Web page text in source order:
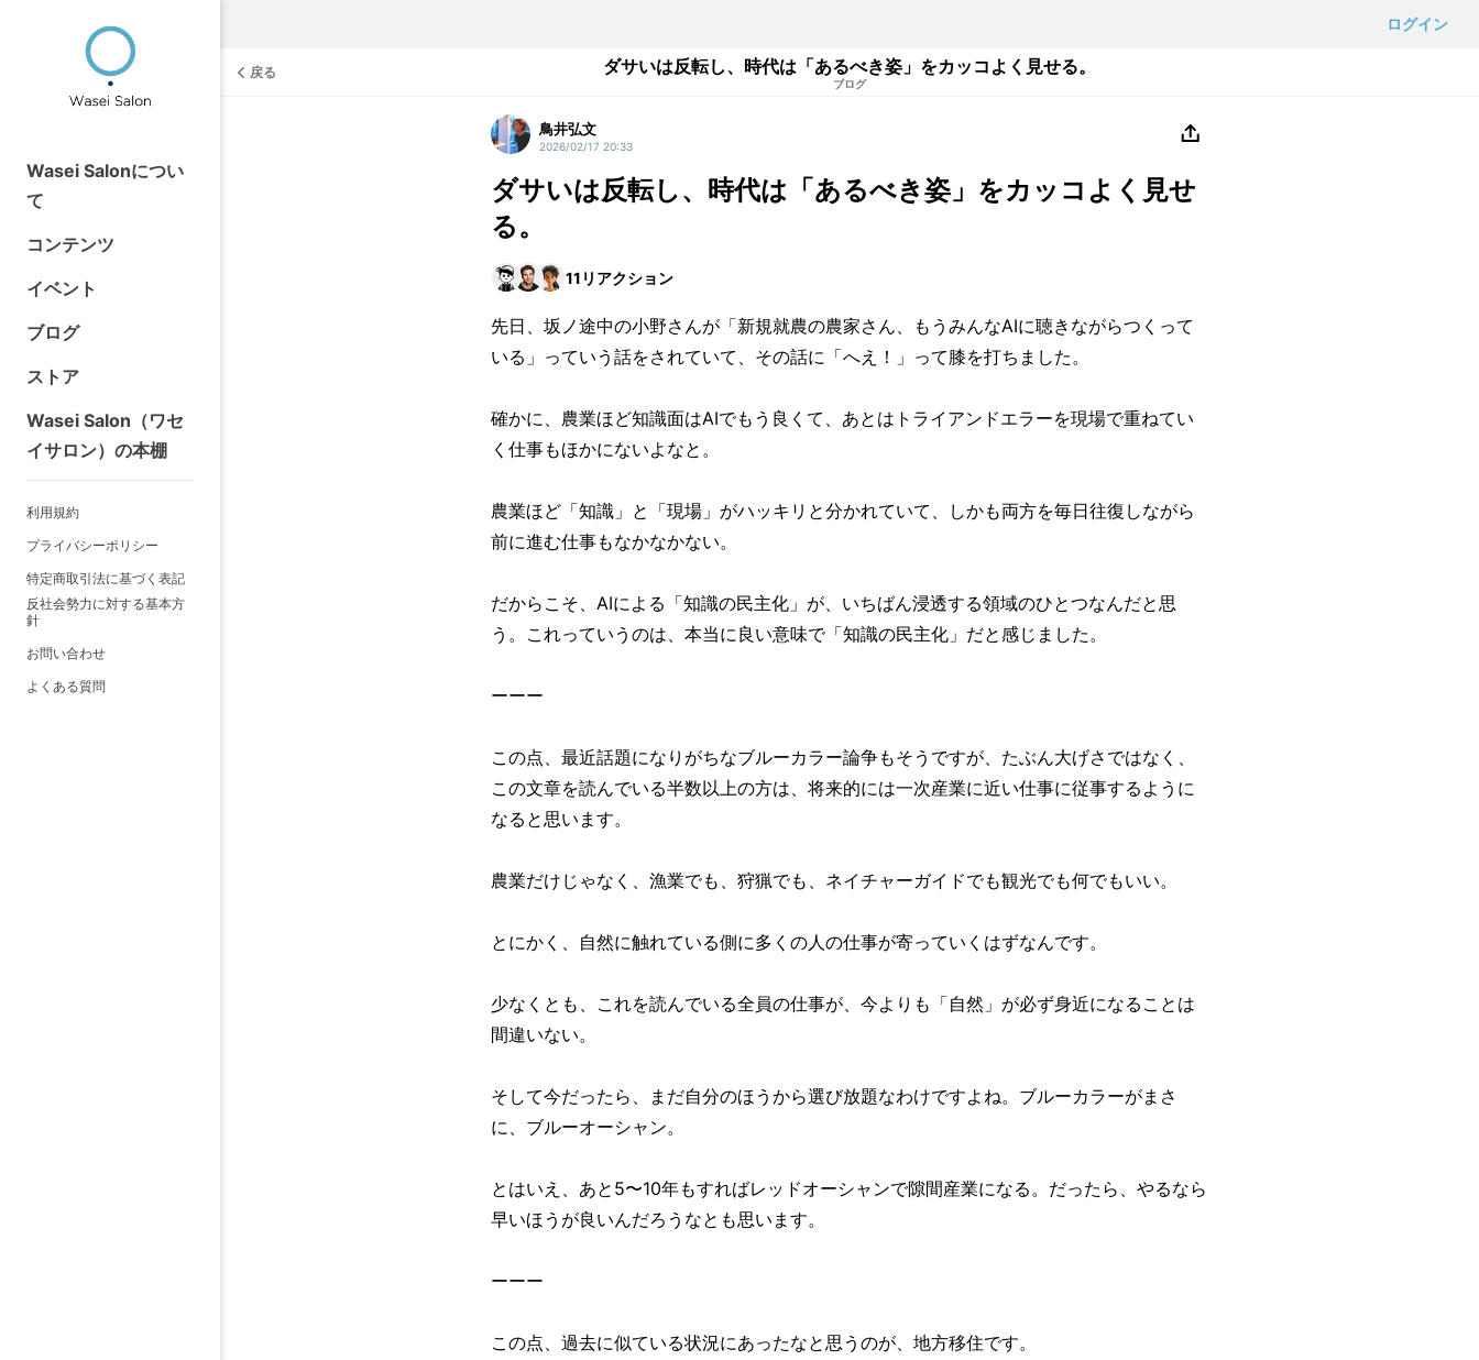
ログイン
Wasei Salonについ
て
コンテンツ
イベント
ブログ
ストア
Wasei Salon（ワセ
イサロン）の本棚
利用規約
プライバシーポリシー
特定商取引法に基づく表記
反社会勢力に対する基本方
針
お問い合わせ
よくある質問
戻る ダサいは反転し、時代は「あるべき姿」をカッコよく見せる。
ブログ
鳥井弘文
2026/02/17 20:33
ダサいは反転し、時代は「あるべき姿」をカッコよく見せ
る。
11 リアクション
先日、坂ノ途中の小野さんが「新規就農の農家さん、もうみんなAIに聴きながらつくって
いる」っていう話をされていて、その話に「へえ！」って膝を打ちました。
確かに、農業ほど知識面はAIでもう良くて、あとはトライアンドエラーを現場で重ねてい
く仕事もほかにないよなと。
農業ほど「知識」と「現場」がハッキリと分かれていて、しかも両方を毎日往復しながら
前に進む仕事もなかなかない。
だからこそ、AIによる「知識の民主化」が、いちばん浸透する領域のひとつなんだと思
う。これっていうのは、本当に良い意味で「知識の民主化」だと感じました。
ーーー
この点、最近話題になりがちなブルーカラー論争もそうですが、たぶん大げさではなく、
この文章を読んでいる半数以上の方は、将来的には一次産業に近い仕事に従事するように
なると思います。
農業だけじゃなく、漁業でも、狩猟でも、ネイチャーガイドでも観光でも何でもいい。
とにかく、自然に触れている側に多くの人の仕事が寄っていくはずなんです。
少なくとも、これを読んでいる全員の仕事が、今よりも「自然」が必ず身近になることは
間違いない。
そして今だったら、まだ自分のほうから選び放題なわけですよね。ブルーカラーがまさ
に、ブルーオーシャン。
とはいえ、あと5〜10年もすればレッドオーシャンで隙間産業になる。だったら、やるなら
早いほうが良いんだろうなとも思います。
ーーー
この点、過去に似ている状況にあったなと思うのが、地方移住です。